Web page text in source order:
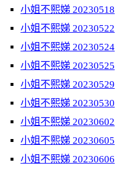
小姐不熙娣 20230518
小姐不熙娣 20230522
小姐不熙娣 20230524
小姐不熙娣 20230525
小姐不熙娣 20230529
小姐不熙娣 20230530
小姐不熙娣 20230602
小姐不熙娣 20230605
小姐不熙娣 20230606